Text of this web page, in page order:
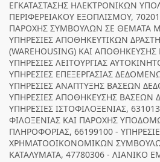
ΕΓΚΑΤΑΣΤΑΣΗΣ ΗΛΕΚΤΡΟΝΙΚΩΝ
ΠΕΡΙΦΕΡΕΙΑΚΟΥ ΕΞΟΠΛΙΣΜΟΥ,
ΠΑΡΟΧΗΣ ΣΥΜΒΟΥΛΩΝ ΣΕ ΘΕΜΑΤΑ
ΥΠΗΡΕΣΙΕΣ ΑΠΟΘΗΚΕΥΤΙΚΩΝ
(WAREHOUSING) ΚΑΙ
ΥΠΗΡΕΣΙΕΣ ΛΕΙΤΟΥΡΓΙΑΣ
ΥΠΗΡΕΣΙΕΣ ΕΠΕΞΕΡΓΑΣΙΑΣ
ΥΠΗΡΕΣΙΕΣ ΑΝΑΠΤΥΞΗΣ ΒΑΣΕΩΝ
ΥΠΗΡΕΣΙΕΣ ΑΠΟΘΗΚΕΥΣΗΣ ΒΑΣΕΩΝ
ΥΠΗΡΕΣΙΕΣ ΙΣΤΟΦΙΛΟΞΕΝΙΑΣ,
ΦΙΛΟΞΕΝΙΑΣ ΚΑΙ ΠΑΡΟΧΗΣ
ΠΛΗΡΟΦΟΡΙΑΣ, 66199100 -
ΧΡΗΜΑΤΟΟΙΚΟΝΟΜΙΚΩΝ
ΚΑΤΑΛΥΜΑΤΑ, 47780306 - ΛΙΑΝΙΚΟ